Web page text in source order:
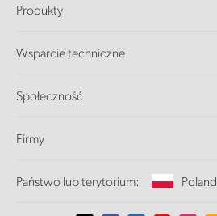
Produkty
DaVinci Resolve i oprogramowanie Fusion
Ultimatte
Przechwytywanie i odtwarzanie
Konwersja standardów
Wsparcie techniczne
Centrum wsparcia technicznego
Społeczność
Firmy
O nas
Państwo lub terytorium: Poland